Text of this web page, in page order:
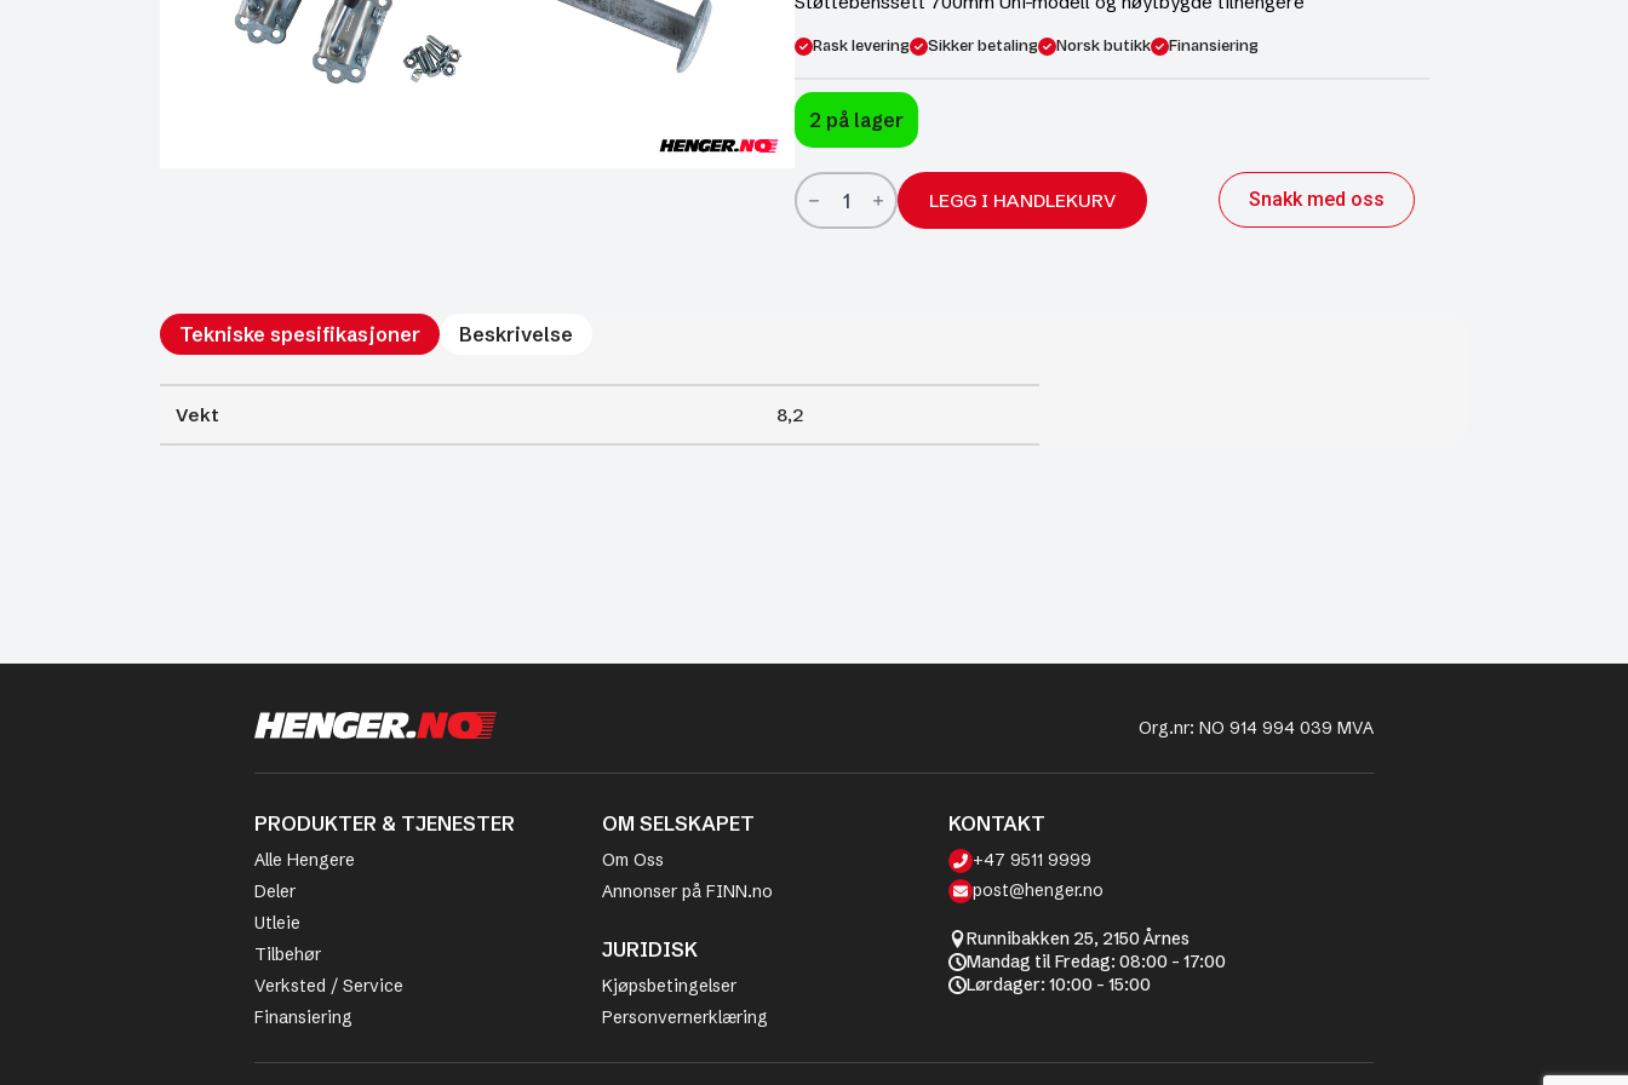
Rask levering Sikker betaling Norsk butikk Finansiering
2 på lager
Støttebenssett
700mm
Uni-
LEGG I HANDLEKURV Snakk med oss
Tekniske spesifikasjoner Beskrivelse
Vekt 8,2
Org.nr: NO 914 994 039 MVA
PRODUKTER & TJENESTER
Alle Hengere
Deler
Utleie
Tilbehør
Verksted / Service
Finansiering
OM SELSKAPET
Om Oss
Annonser på FINN.no
JURIDISK
Kjøpsbetingelser
Personvernerklæring
KONTAKT
+47 9511 9999
post@henger.no
Runnibakken 25, 2150 Årnes
Mandag til Fredag: 08:00 - 17:00
Lørdager: 10:00 - 15:00